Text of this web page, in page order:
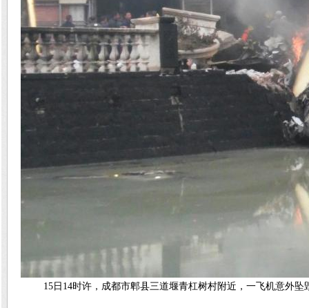
15日14时许，成都市郫县三道堰青杠树村附近，一飞机意外